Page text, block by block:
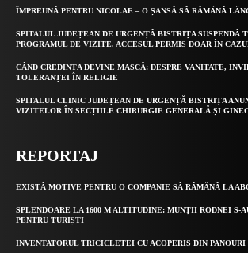
ÎMPREUNĂ PENTRU NICOLAE – O ȘANSĂ SĂ RĂMÂNĂ
SPITALUL JUDEȚEAN DE URGENȚĂ BISTRIȚA SUSPENDĂ
PROGRAMUL DE VIZITE. ACCESUL PERMIS DOAR ÎN
CÂND CREDINȚA DEVINE MASCĂ: DESPRE VANITATE,
TOLERANȚEI ÎN RELIGIE
SPITALUL CLINIC JUDEȚEAN DE URGENȚĂ BISTRIȚA
VIZITELOR ÎN SECȚIILE CHIRURGIE GENERALĂ ȘI
REPORTAJ
EXISTĂ MOTIVE PENTRU O COMPANIE SĂ RĂMÂNĂ LA
SPLENDOARE LA 1600 M ALTITUDINE: MUNȚII RODNEI S-
PENTRU TURIȘTI
INVENTATORUL TRICICLETEI CU ACOPERIS DIN PANOURI